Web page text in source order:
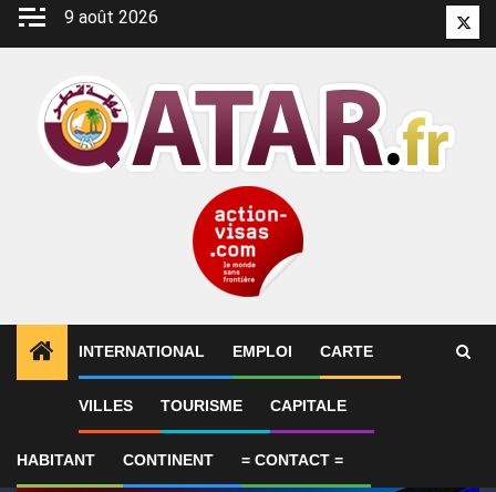
Aller
9 août 2026
INTERNATIONAL EMPLOI CARTE
VILLES TOURISME CAPITALE
HABITANT CONTINENT = CONTACT =
ALERTES INFO 1 GP de Grande-Bretagne –